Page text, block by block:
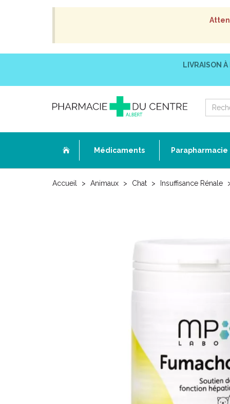
LIVRAISON À
Médicaments Parapharmacie
Accueil Animaux Chat Insuffisance Rénale